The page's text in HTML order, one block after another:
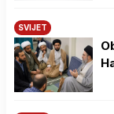
SVIJET